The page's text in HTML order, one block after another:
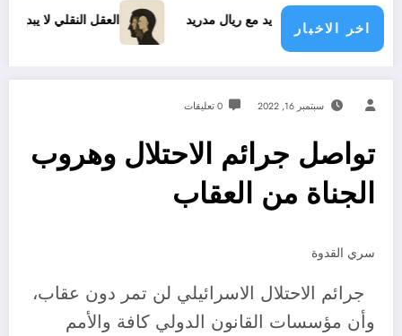
اخر الاخبار
الجديد مع ريال مدريد العقل النقلي لا يبدع حتى في
سبتمبر 16, 2022 0 تعليقات
تواصل جرائم الاحتلال وهروب
الجناة من العقاب
سري القدوة
جرائم الاحتلال الاسرائيلي لن تمر دون عقاب،
وأن مؤسسات القانون الدولي كافة والأمم